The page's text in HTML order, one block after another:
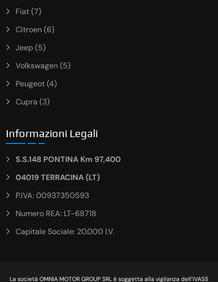
Fiat (7)
Citroen (6)
Jeep (5)
Volkswagen (5)
Peugeot (4)
Cupra (3)
Informazioni Legali
S.S.148 PONTINA Km 97,400
04019 TERRACINA (LT)
P.IVA: 00937350593
Numero REA: LT-68718
Capitale Sociale: 20.000 I.V.
La società OMNIA MOTOR GROUP SRL è soggetta alla vigilanza dell’IVASS